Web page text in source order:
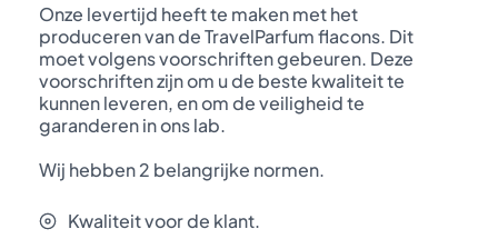
Onze levertijd heeft te maken met het
produceren van de TravelParfum flacons. Dit
moet volgens voorschriften gebeuren. Deze
voorschriften zijn om u de beste kwaliteit te
kunnen leveren, en om de veiligheid te
garanderen in ons lab.
Wij hebben 2 belangrijke normen.
Kwaliteit voor de klant.